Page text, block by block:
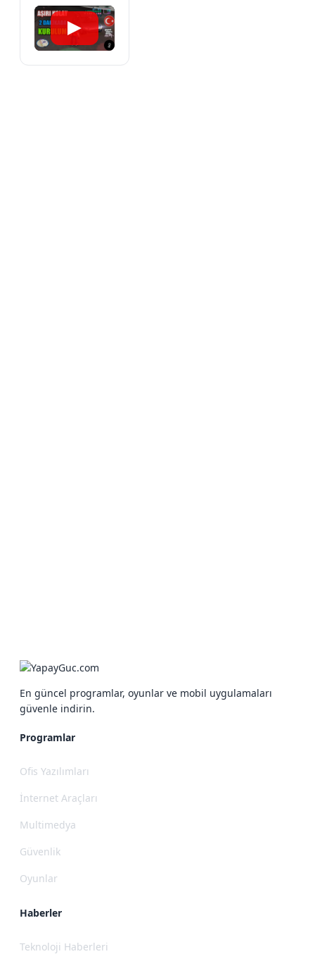
En güncel programlar, oyunlar ve mobil uygulamaları
güvenle indirin.
Programlar
Ofis Yazılımları
İnternet Araçları
Multimedya
Güvenlik
Oyunlar
Haberler
Teknoloji Haberleri